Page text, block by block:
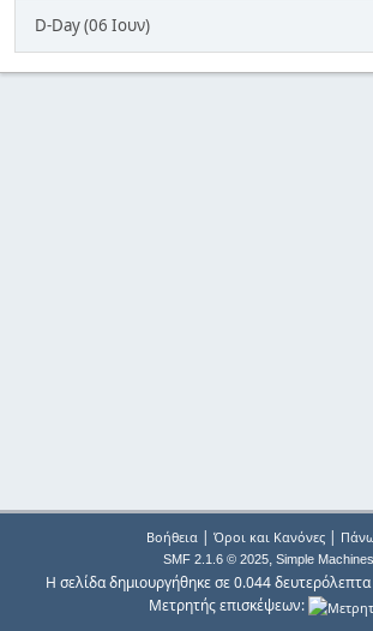
D-Day (06 Ιουν)
Βοήθεια| Όροι και Κανόνες|
SMF 2.1.6 © 2025, Simple Machines
Η σελίδα δημιουργήθηκε σε 0.044
Μετρητής επισκέψεων: